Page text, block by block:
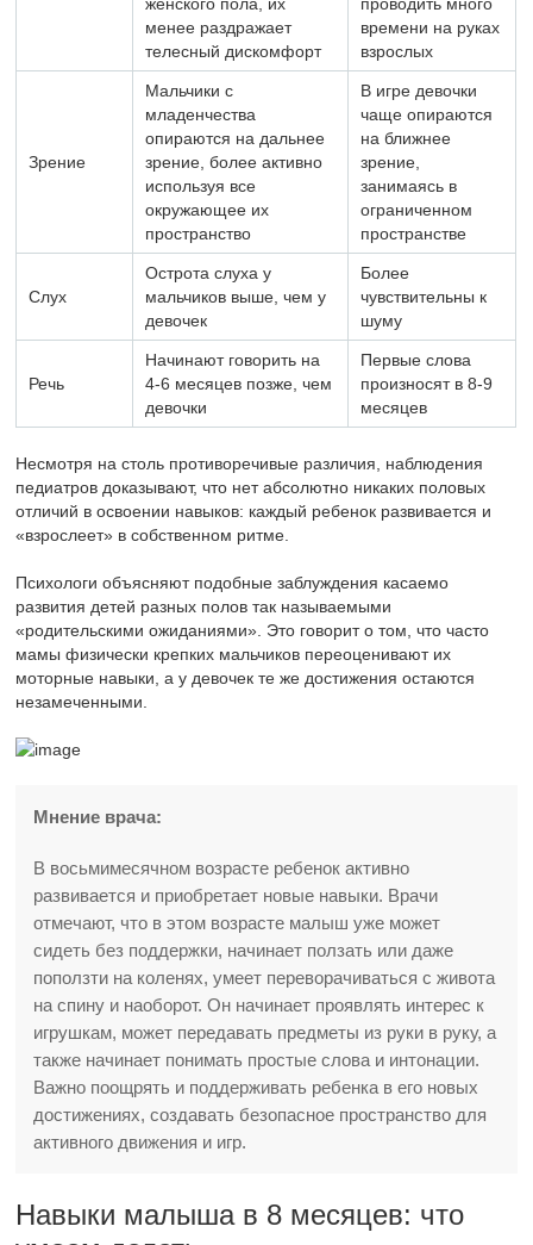
женского пола, их
менее раздражает
телесный дискомфорт
проводить много
времени на руках
взрослых
Зрение
Мальчики с
младенчества
опираются на дальнее
зрение, более активно
используя все
окружающее их
пространство
В игре девочки
чаще опираются
на ближнее
зрение,
занимаясь в
ограниченном
пространстве
Слух
Острота слуха у
мальчиков выше, чем у
девочек
Более
чувствительны к
шуму
Речь
Начинают говорить на
4-6 месяцев позже, чем
девочки
Первые слова
произносят в 8-9
месяцев
Несмотря на столь противоречивые различия, наблюдения
педиатров доказывают, что нет абсолютно никаких половых
отличий в освоении навыков: каждый ребенок развивается и
«взрослеет» в собственном ритме.
Психологи объясняют подобные заблуждения касаемо
развития детей разных полов так называемыми
«родительскими ожиданиями». Это говорит о том, что часто
мамы физически крепких мальчиков переоценивают их
моторные навыки, а у девочек те же достижения остаются
незамеченными.
Мнение врача:
В восьмимесячном возрасте ребенок активно
развивается и приобретает новые навыки. Врачи
отмечают, что в этом возрасте малыш уже может
сидеть без поддержки, начинает ползать или даже
поползти на коленях, умеет переворачиваться с живота
на спину и наоборот. Он начинает проявлять интерес к
игрушкам, может передавать предметы из руки в руку, а
также начинает понимать простые слова и интонации.
Важно поощрять и поддерживать ребенка в его новых
достижениях, создавать безопасное пространство для
активного движения и игр.
Навыки малыша в 8 месяцев: что